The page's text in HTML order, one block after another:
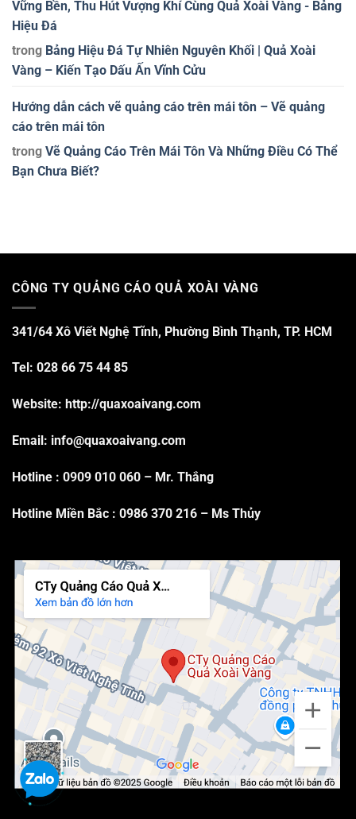
Vững Bền, Thu Hút Vượng Khí Cùng Quả Xoài Vàng - Bảng
Hiệu Đá
trong Bảng Hiệu Đá Tự Nhiên Nguyên Khối | Quả Xoài
Vàng – Kiến Tạo Dấu Ấn Vĩnh Cửu
Hướng dẫn cách vẽ quảng cáo trên mái tôn – Vẽ quảng
cáo trên mái tôn
trong Vẽ Quảng Cáo Trên Mái Tôn Và Những Điều Có Thể
Bạn Chưa Biết?
CÔNG TY QUẢNG CÁO QUẢ XOÀI VÀNG
341/64 Xô Viết Nghệ Tĩnh, Phường Bình Thạnh, TP. HCM
Tel: 028 66 75 44 85
Website: http://quaxoaivang.com
Email: info@quaxoaivang.com
Hotline : 0909 010 060 – Mr. Thắng
Hotline Miền Bắc : 0986 370 216 – Ms Thủy